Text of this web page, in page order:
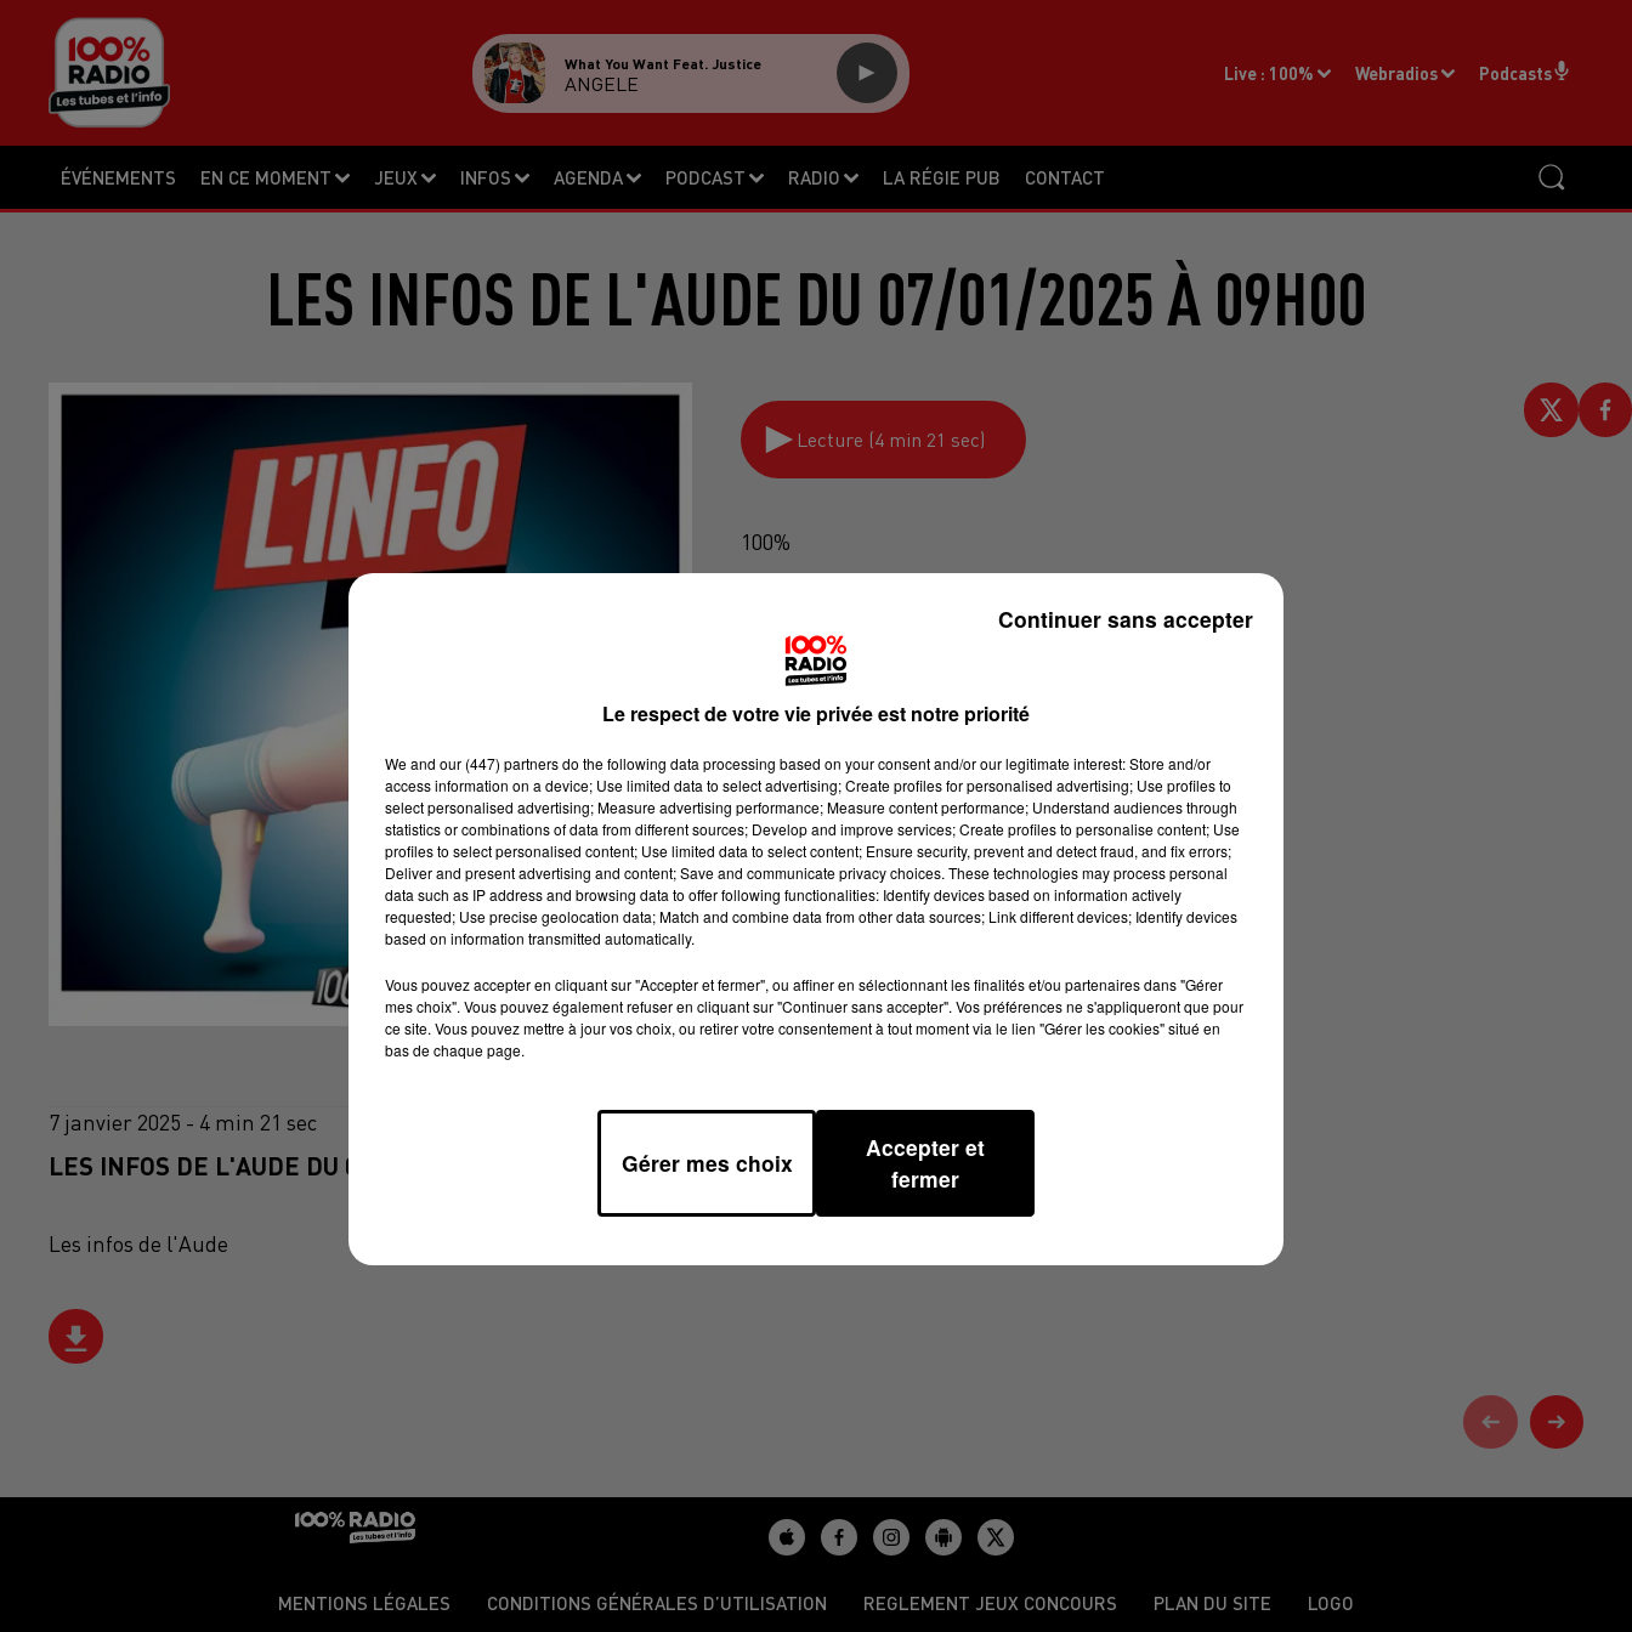
ÉVÉNEMENTS EN CE MOMENT JEUX INFOS AGENDA PODCAST RADIO LA RÉGIE PUB CONTACT
Live : 100% Webradios Podcasts
What You Want Feat. Justice
ANGELE
LES INFOS DE L'AUDE DU 07/01/2025 À 09H00
Lecture (4 min 21 sec)
100%
7 janvier 2025 - 4 min 21 sec
LES INFOS DE L'AUDE DU 07/01/2025 À 09H00
Les infos de l'Aude
MENTIONS LÉGALES CONDITIONS GÉNÉRALES D’UTILISATION REGLEMENT JEUX CONCOURS PLAN DU SITE LOGO
Le respect de votre vie privée est notre priorité
We and our (447) partnersdo the following data processing based on your consent and/or our legitimate interest: Store and/or
access information on a device; Use limited data to select advertising; Create profiles for personalised advertising; Use profiles to
select personalised advertising; Measure advertising performance; Measure content performance; Understand audiences through
statistics or combinations of data from different sources; Develop and improve services; Create profiles to personalise content; Use
profiles to select personalised content; Use limited data to select content; Ensure security, prevent and detect fraud, and fix errors;
Deliver and present advertising and content; Save and communicate privacy choices. These technologies may process personal
data such as IP address and browsing data to offer following functionalities: Identify devices based on information actively
requested; Use precise geolocation data; Match and combine data from other data sources; Link different devices; Identify devices
based on information transmitted automatically.
Vous pouvez accepter en cliquant sur "Accepter et fermer", ou affiner en sélectionnant les finalités et/ou partenaires dans "Gérer
mes choix". Vous pouvez également refuser en cliquant sur "Continuer sans accepter". Vos préférences ne s'appliqueront que pour
ce site. Vous pouvez mettre à jour vos choix, ou retirer votre consentement à tout moment via le lien "Gérer les cookies" situé en
bas de chaque page.
Gérer mes choix
Accepter et
fermer
Continuer sans accepter